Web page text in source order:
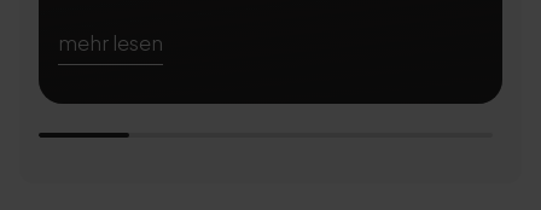
mehr lesen